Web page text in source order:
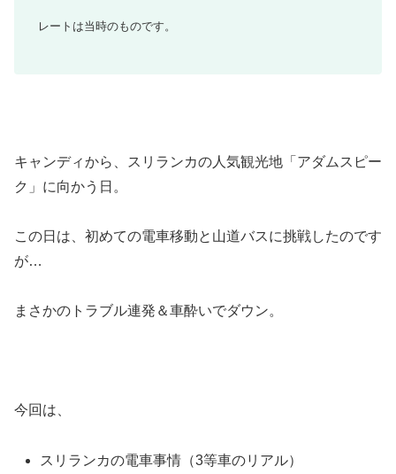
レートは当時のものです。
キャンディから、スリランカの人気観光地「アダムスピー
ク」に向かう日。
この日は、初めての電車移動と山道バスに挑戦したのです
が…
まさかのトラブル連発＆車酔いでダウン。
今回は、
スリランカの電車事情（3等車のリアル）